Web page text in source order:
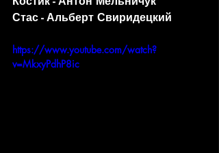
Стас - Альберт Свиридецкий
https://www.youtube.com/watch?
v=MkxyPdhP8ic